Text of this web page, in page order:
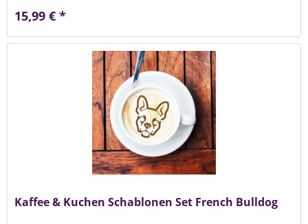
15,99 € *
Kaffee & Kuchen Schablonen Set French Bulldog